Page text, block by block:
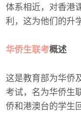
体系相近，对香港
利，这为他们的升
华侨生联考概述
这是教育部为华侨
考试，名为华侨生
侨和港澳台的学生